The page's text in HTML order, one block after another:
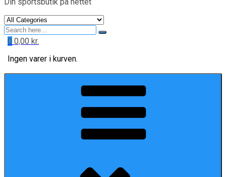
Search
for
0 0,00 kr.
Ingen varer i kurven.